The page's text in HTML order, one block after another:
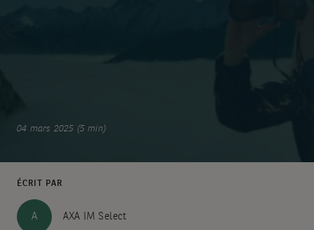
04 mars 2025 (5 min)
ÉCRIT PAR
A AXA IM Select